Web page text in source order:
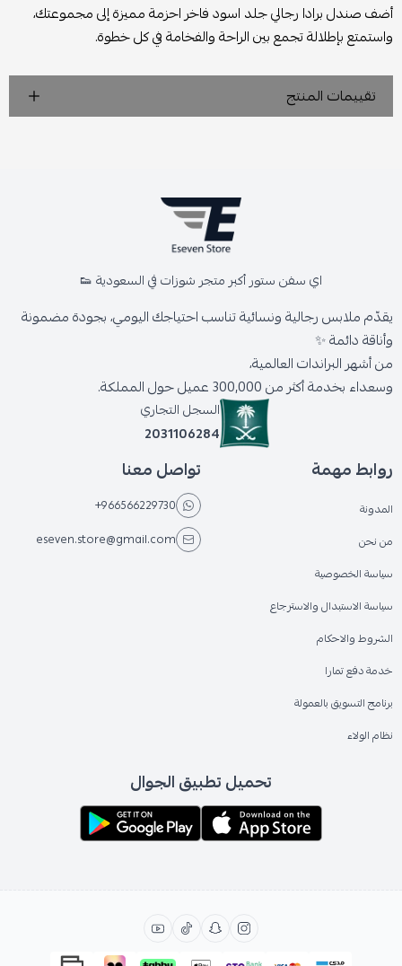
أضف صندل برادا رجالي جلد اسود فاخر احزمة مميزة إلى مجموعتك،
واستمتع بإطلالة تجمع بين الراحة والفخامة في كل خطوة.
تقييمات المنتج
اي سفن ستور أكبر متجر شوزات في السعودية 👟
يقدّم ملابس رجالية ونسائية تناسب احتياجك اليومي، بجودة مضمونة
وأناقة دائمة ✨
من أشهر البراندات العالمية،
وسعداء بخدمة أكثر من 300,000 عميل حول المملكة.
السجل التجاري
2031106284
روابط مهمة
المدونة
من نحن
سياسة الخصوصية
سياسة الاستبدال والاسترجاع
الشروط والاحكام
خدمة دفع تمارا
برنامج التسويق بالعمولة
نظام الولاء
تواصل معنا
+966566229730
eseven.store@gmail.com
تحميل تطبيق الجوال